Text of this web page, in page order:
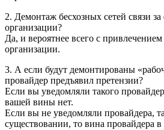
2. Демонтаж бесхозных сетей связи
организации?
Да, и вероятнее всего с
организации.
3. А если будут демонтированы
провайдер предъявил претензии?
Если вы уведомляли такого
вашей вины нет.
Если вы не уведомляли провайдера,
существовании, то вина провайдера